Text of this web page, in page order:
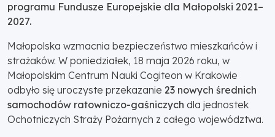
programu Fundusze Europejskie dla Małopolski 2021–
2027.
Małopolska wzmacnia bezpieczeństwo mieszkańców i
strażaków. W poniedziałek, 18 maja 2026 roku, w
Małopolskim Centrum Nauki Cogiteon w Krakowie
odbyło się uroczyste przekazanie 23 nowych średnich
samochodów ratowniczo-gaśniczych dla jednostek
Ochotniczych Straży Pożarnych z całego województwa.